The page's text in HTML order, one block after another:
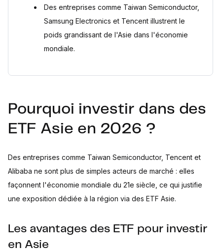
Un ETF Asie physique ou synthétique offre-t-il un meilleur
rendement net ?
Des entreprises comme Taiwan Semiconductor,
Samsung Electronics et Tencent illustrent le
poids grandissant de l'Asie dans l'économie
mondiale.
Pourquoi investir dans des
ETF Asie en 2026 ?
Des entreprises comme Taiwan Semiconductor, Tencent et
Alibaba ne sont plus de simples acteurs de marché : elles
façonnent l'économie mondiale du 21e siècle, ce qui justifie
une exposition dédiée à la région via des ETF Asie.
Les avantages des ETF pour investir
en Asie